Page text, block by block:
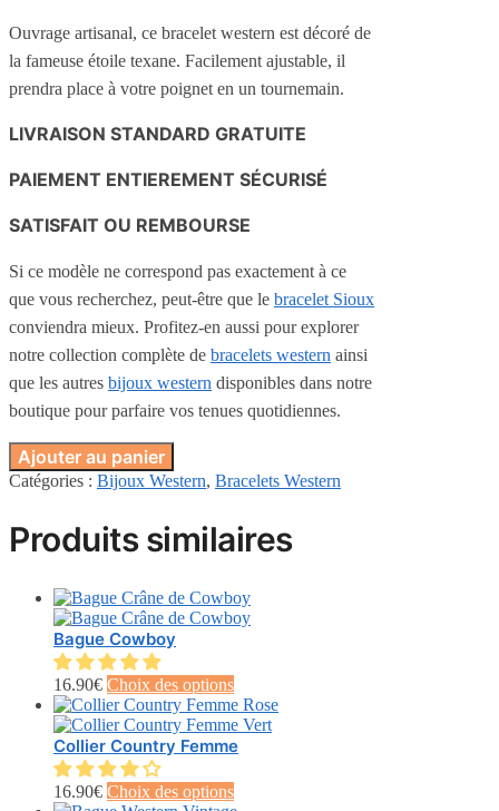
Ouvrage artisanal, ce bracelet western est décoré de
la fameuse étoile texane. Facilement ajustable, il
prendra place à votre poignet en un tournemain.
LIVRAISON STANDARD GRATUITE
PAIEMENT ENTIEREMENT SÉCURISÉ
SATISFAIT OU REMBOURSE
Si ce modèle ne correspond pas exactement à ce
que vous recherchez, peut-être que le bracelet Sioux
conviendra mieux. Profitez-en aussi pour explorer
notre collection complète de bracelets western ainsi
que les autres bijoux western disponibles dans notre
boutique pour parfaire vos tenues quotidiennes.
Ajouter au panier
Catégories : Bijoux Western, Bracelets Western
Produits similaires
Bague Cowboy
16.90€ Choix des optionsCe
produit
a
plusieurs
Les
options
Collier Country Femme
16.90€ Choix des optionsCe